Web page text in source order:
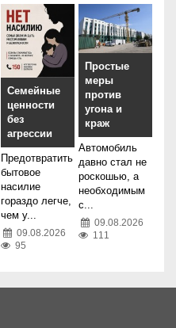
Семейные
ценности
без
агрессии
Предотвратить
бытовое
насилие
гораздо легче,
чем у...
09.08.2026
95
Простые
меры
против
угона и
краж
Автомобиль
давно стал не
роскошью, а
необходимым
с...
09.08.2026
111